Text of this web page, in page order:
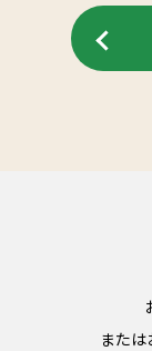
または